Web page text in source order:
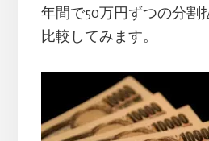
年間で50万円ずつの分割
比較してみます。